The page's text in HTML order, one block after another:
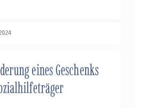
eines Geschenks